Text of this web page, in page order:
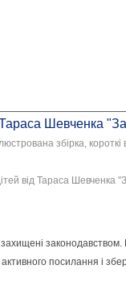
Тараса Шевченка
збірка,
від Тараса Шевченка
посилання і